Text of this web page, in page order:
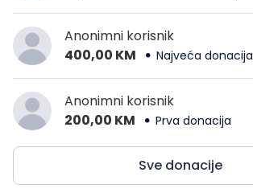
Anonimni korisnik
400,00 KM
Najveća donacija
Anonimni korisnik
200,00 KM
Prva donacija
Sve donacije